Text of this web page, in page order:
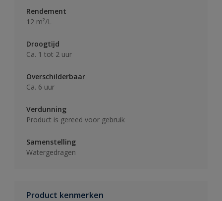
Rendement
12 m²/L
Droogtijd
Ca. 1 tot 2 uur
Overschilderbaar
Ca. 6 uur
Verdunning
Product is gereed voor gebruik
Samenstelling
Watergedragen
Product kenmerken